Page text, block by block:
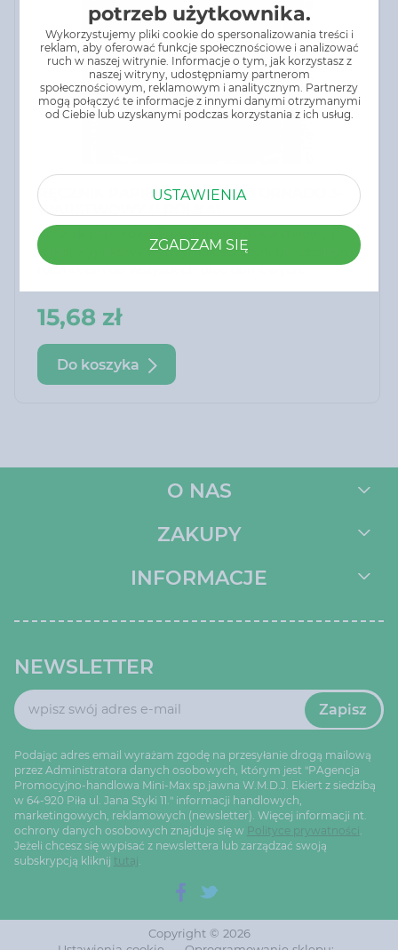
RĘCZNIK PAPIEROWY FOXY TORNADO 3-
WARSTWOWY (1 ROLKA)
Ręcznik papierowy Foxy Tornado 3-warstwowy (1
rolka) wyjątkową wytrzymałość, czyni go idealnym
ręcznikiem do wszystkich prac domowych.
15,68 zł
Do koszyka
O NAS
ZAKUPY
INFORMACJE
NEWSLETTER
Zapisz
Podając adres email wyrażam zgodę na przesyłanie drogą mailową
przez Administratora danych osobowych, którym jest "PAgencja
Promocyjno-handlowa Mini-Max sp.jawna W.M.D.J. Ekiert z siedzibą
w 64-920 Piła ul. Jana Styki 11." informacji handlowych,
marketingowych, reklamowych (newsletter). Więcej informacji nt.
ochrony danych osobowych znajduje się w Polityce prywatności.
Jeżeli chcesz się wypisać z newslettera lub zarządzać swoją
subskrypcją kliknij tutaj.
Copyright © 2026
potrzeb użytkownika.
Wykorzystujemy pliki cookie do spersonalizowania treści i
reklam, aby oferować funkcje społecznościowe i analizować
ruch w naszej witrynie. Informacje o tym, jak korzystasz z
naszej witryny, udostępniamy partnerom
społecznościowym, reklamowym i analitycznym. Partnerzy
mogą połączyć te informacje z innymi danymi otrzymanymi
od Ciebie lub uzyskanymi podczas korzystania z ich usług.
USTAWIENIA
ZGADZAM SIĘ